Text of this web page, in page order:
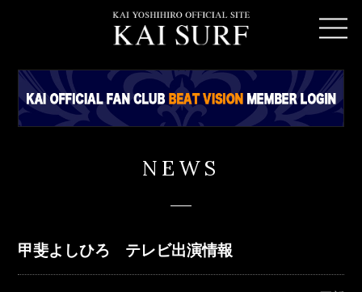
NEWS
甲斐よしひろ テレビ出演情報